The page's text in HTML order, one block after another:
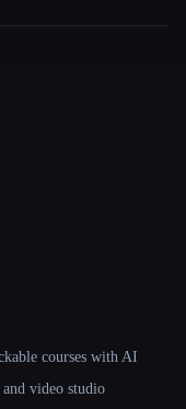
courses with AI
video studio